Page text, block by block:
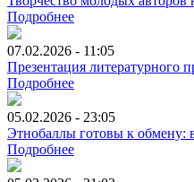
Подробнее
07.02.2026 - 11:05
Презентация литературного
Подробнее
05.02.2026 - 23:05
Этнобаллы готовы к обмену:
Подробнее